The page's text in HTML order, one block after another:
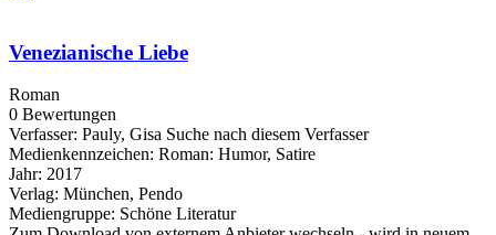
Venezianische Liebe
Roman
0 Bewertungen
Verfasser: Pauly, Gisa Suche nach diesem Verfasser
Medienkennzeichen: Roman: Humor, Satire
Jahr: 2017
Verlag: München, Pendo
Mediengruppe: Schöne Literatur